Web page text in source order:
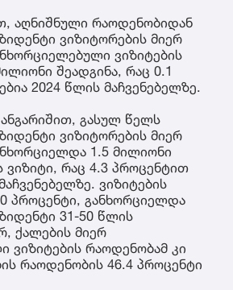
აღნიშნული რაოდენობიდან
ვიზიტორების მიერ
ვიზიტების
შეადგინა, რაც 0.1
2024 წლის მაჩვენებელზე.
ანგარიშით, გასულ წელს
ვიზიტორების მიერ
1.5 მილიონი
ვიზიტი, რაც 4.3 პროცენტით
ვიზიტების
პროცენტი, განხორციელდა
31-50 წლის
ქალების მიერ
ვიზიტების რაოდენობამ კი
რაოდენობის 46.4 პროცენტი